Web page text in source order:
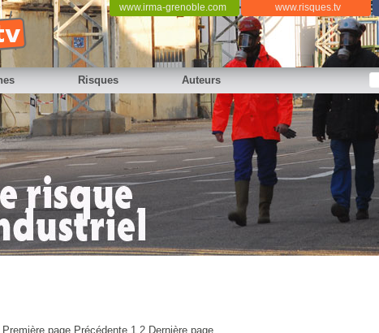
www.irma-grenoble.com www.risques.tv
Risques Auteurs
Première page Précédente 1 2 Dernière page